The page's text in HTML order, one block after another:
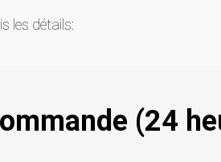
les détails:
(24